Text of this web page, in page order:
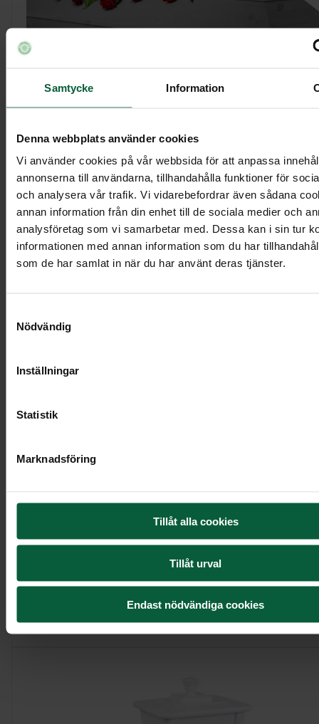
Samtycke Information
Denna webbplats använder cookies
Vi använder cookies på vår webbsida för att anpassa
annonserna till användarna, tillhandahålla funktioner för
och analysera vår trafik. Vi vidarebefordrar även sådana
annan information från din enhet till de sociala medier och
analysföretag som vi samarbetar med. Dessa kan i sin tur
informationen med annan information som du har
som de har samlat in när du har använt deras tjänster.
Nödvändig
Inställningar
Statistik
Marknadsföring
Tillåt alla cookies
Tillåt urval
Endast nödvändiga cookies
Kistdekoration - Blommande kärlek
5 795 kr
Visa mer
Kistdekoration - Blomsterharmoni
4 495 kr